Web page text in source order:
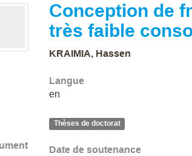
Conception de
très faible
KRAIMIA, Hassen
Langue
en
Thèses de doctorat
Date de soutenance